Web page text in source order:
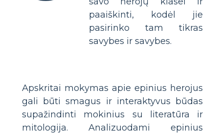
paaiškinti, kodėl jie
pasirinko tam tikras
savybes ir savybes.
Apskritai mokymas apie epinius herojus
gali būti smagus ir interaktyvus būdas
supažindinti mokinius su literatūra ir
mitologija. Analizuodami epinius